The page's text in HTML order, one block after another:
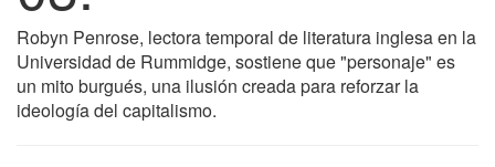
Robyn Penrose, lectora temporal de literatura inglesa en la
Universidad de Rummidge, sostiene que "personaje" es
un mito burgués, una ilusión creada para reforzar la
ideología del capitalismo.